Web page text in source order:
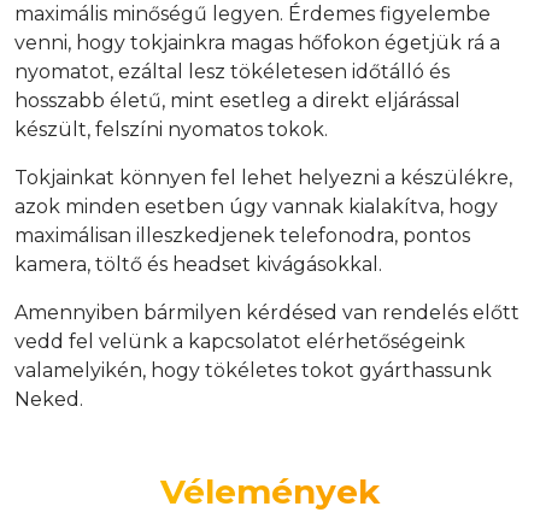
maximális minőségű legyen. Érdemes figyelembe
venni, hogy tokjainkra magas hőfokon égetjük rá a
nyomatot, ezáltal lesz tökéletesen időtálló és
hosszabb életű, mint esetleg a direkt eljárással
készült, felszíni nyomatos tokok.
Tokjainkat könnyen fel lehet helyezni a készülékre,
azok minden esetben úgy vannak kialakítva, hogy
maximálisan illeszkedjenek telefonodra, pontos
kamera, töltő és headset kivágásokkal.
Amennyiben bármilyen kérdésed van rendelés előtt
vedd fel velünk a kapcsolatot elérhetőségeink
valamelyikén, hogy tökéletes tokot gyárthassunk
Neked.
Vélemények